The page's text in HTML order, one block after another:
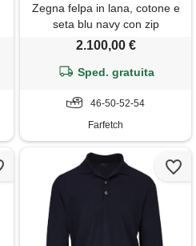
Zegna felpa in lana, cotone e
seta blu navy con zip
2.100,00 €
Sped. gratuita
46-50-52-54
Farfetch